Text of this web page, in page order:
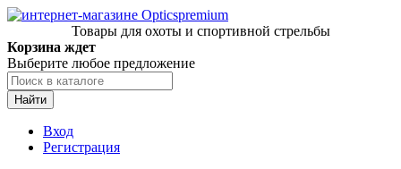
Товары для охоты и спортивной стрельбы
Корзина ждет
Выберите любое предложение
Найти
Вход
Регистрация